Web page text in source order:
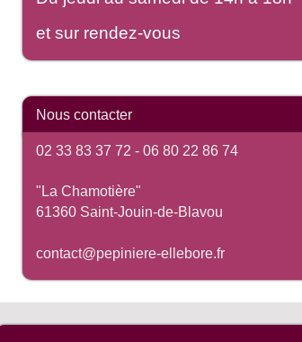
et sur rendez-vous
Nous contacter
02 33 83 37 72 - 06 80 22 86 74
"La Chamotière"
61360 Saint-Jouin-de-Blavou
contact@pepiniere-ellebore.fr